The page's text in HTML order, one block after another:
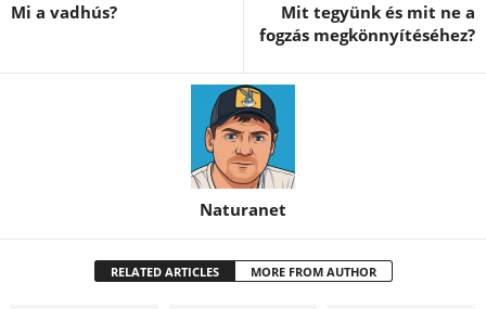
Mi a vadhús?
Mit tegyünk és mit ne a
fogzás megkönnyítéséhez?
Naturanet
RELATED ARTICLES MORE FROM AUTHOR